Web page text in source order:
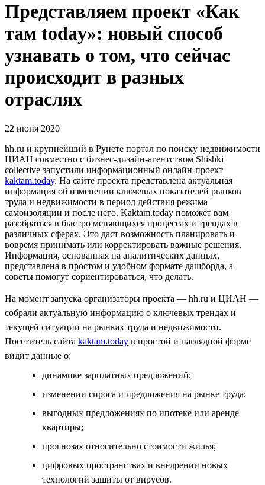
Представляем проект «Как
там today»: новый способ
узнавать о том, что сейчас
происходит в разных
отраслях
22 июня 2020
hh.ru и крупнейший в Рунете портал по поиску недвижимости
ЦИАН совместно с бизнес-дизайн-агентством Shishki
collective запустили информационный онлайн-проект
kaktam.today. На сайте проекта представлена актуальная
информация об изменении ключевых показателей рынков
труда и недвижимости в период действия режима
самоизоляции и после него. Kaktam.today поможет вам
разобраться в быстро меняющихся процессах и трендах в
различных сферах. Это даст возможность планировать и
вовремя принимать или корректировать важные решения.
Информация, основанная на аналитических данных,
представлена в простом и удобном формате дашборда, а
советы помогут сориентироваться, что делать.
На момент запуска организаторы проекта — hh.ru и ЦИАН —
собрали актуальную информацию о ключевых трендах и
текущей ситуации на рынках труда и недвижимости.
Посетитель сайта kaktam.today в простой и наглядной форме
видит данные о:
динамике зарплатных предложений;
изменении спроса и предложения на рынке труда;
выгодных предложениях по ипотеке или аренде
квартиры;
прогнозах относительно стоимости жилья;
цифровых пространствах и внедрении новых
технологий защиты от вирусов.